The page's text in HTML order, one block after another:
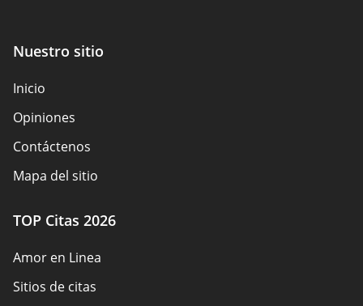
Nuestro sitio
Inicio
Opiniones
Contáctenos
Mapa del sitio
TOP Citas 2026
Amor en Linea
Sitios de citas